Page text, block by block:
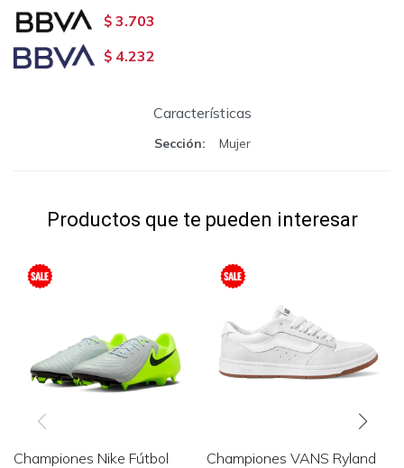
$ 3.703
$ 4.232
Características
Sección Mujer
Productos que te pueden interesar
Championes Nike Fútbol
Championes VANS Ryland